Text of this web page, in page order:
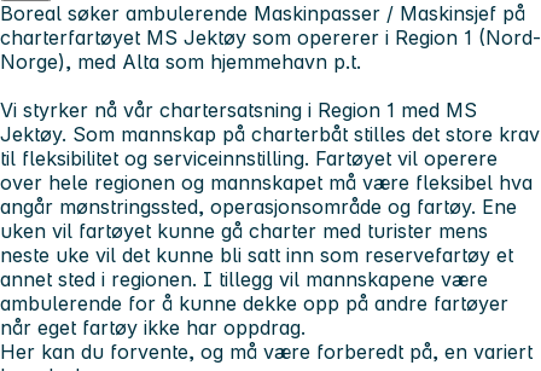
Boreal søker ambulerende Maskinpasser / Maskinsjef på
charterfartøyet MS Jektøy som opererer i Region 1 (Nord-
Norge), med Alta som hjemmehavn p.t.
Vi styrker nå vår chartersatsning i Region 1 med MS
Jektøy. Som mannskap på charterbåt stilles det store krav
til fleksibilitet og serviceinnstilling. Fartøyet vil operere
over hele regionen og mannskapet må være fleksibel hva
angår mønstringssted, operasjonsområde og fartøy. Ene
uken vil fartøyet kunne gå charter med turister mens
neste uke vil det kunne bli satt inn som reservefartøy et
annet sted i regionen. I tillegg vil mannskapene være
ambulerende for å kunne dekke opp på andre fartøyer
når eget fartøy ikke har oppdrag.
Her kan du forvente, og må være forberedt på, en variert